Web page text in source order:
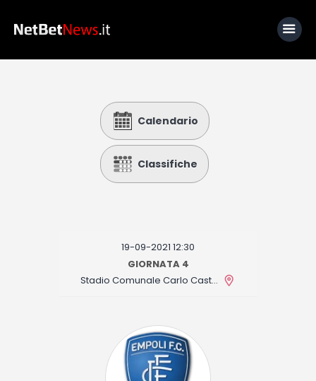
Calcio
Basket
Fantacalcio
I consigli di Giulia
Calendario
Classifiche
19-09-2021 12:30
GIORNATA 4
Stadio Comunale Carlo Castellani